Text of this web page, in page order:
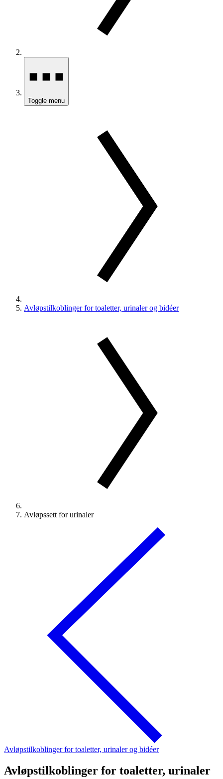
Toggle menu
Avløpstilkoblinger for toaletter, urinaler og bidéer
Avløpssett for urinaler
Avløpstilkoblinger for toaletter, urinaler og bidéer
Avløpstilkoblinger for toaletter, urinaler